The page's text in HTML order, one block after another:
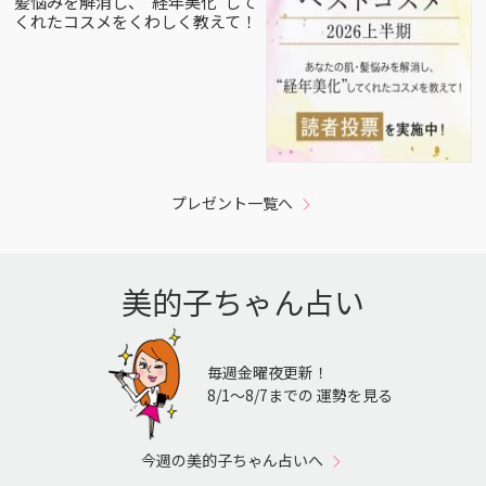
くれたコスメをくわしく教えて！
プレゼント一覧へ
美的子ちゃん占い
毎週金曜夜更新！
8/1〜8/7までの 運勢を見る
今週の美的子ちゃん占いへ